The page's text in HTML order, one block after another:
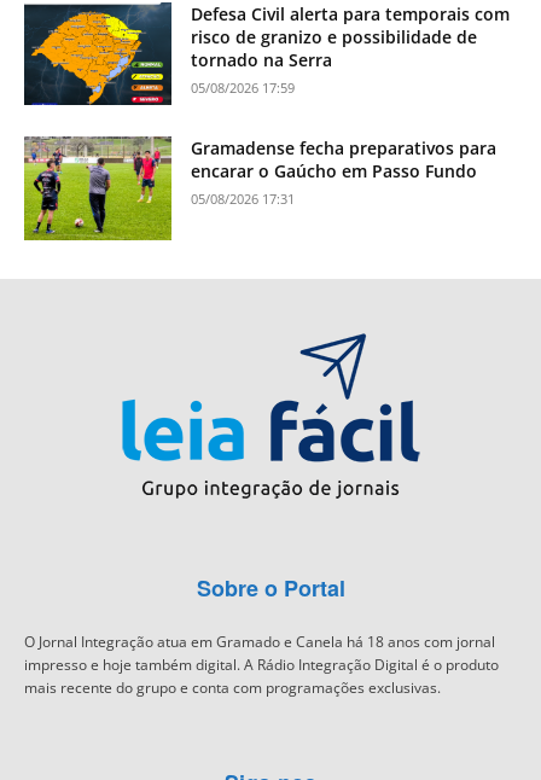
Defesa Civil alerta para temporais com
risco de granizo e possibilidade de
tornado na Serra
05/08/2026 17:59
Gramadense fecha preparativos para
encarar o Gaúcho em Passo Fundo
05/08/2026 17:31
Sobre o Portal
O Jornal Integração atua em Gramado e Canela há 18 anos com jornal
impresso e hoje também digital. A Rádio Integração Digital é o produto
mais recente do grupo e conta com programações exclusivas.